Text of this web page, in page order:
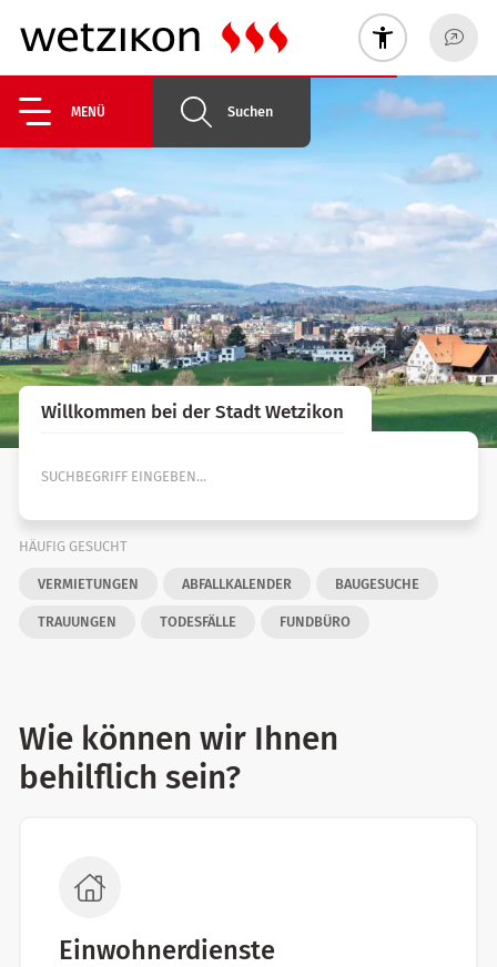
MENÜ Suchen
Willkommen bei der Stadt Wetzikon
Suche
HÄUFIG GESUCHT
VERMIETUNGEN ABFALLKALENDER BAUGESUCHE
TRAUUNGEN TODESFÄLLE FUNDBÜRO
Wie können wir Ihnen
behilflich sein?
Einwohnerdienste